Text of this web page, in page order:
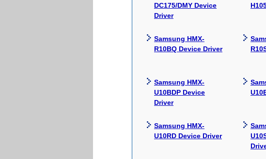
DC175/DMY Device
Driver
Samsung HMX-
R10BQ Device Driver
Samsung HMX-
U10BDP Device
Driver
Samsung HMX-
U10RD Device Driver